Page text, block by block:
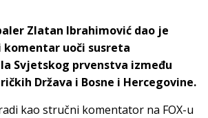
Zlatan Ibrahimović dao je
komentar uoči susreta
Svjetskog prvenstva između
Država i Bosne i Hercegovine.
kao stručni komentator na FOX-u